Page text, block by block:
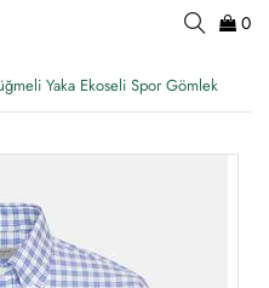
0
Yaka Ekoseli Spor Gömlek